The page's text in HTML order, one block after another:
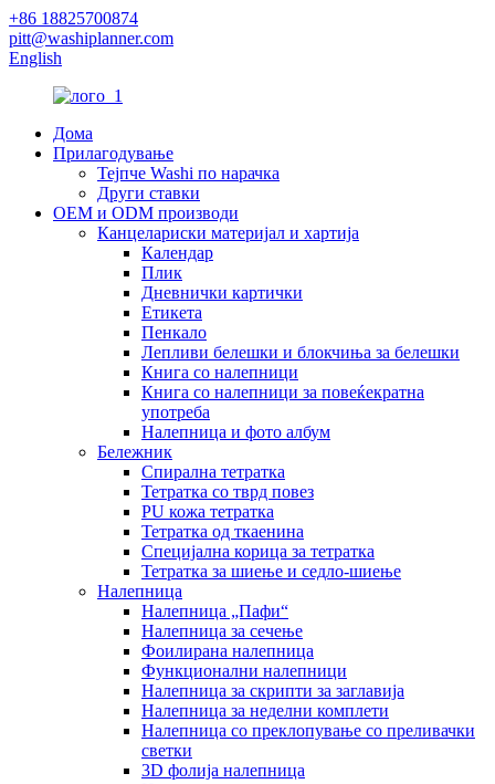
+86 18825700874
pitt@washiplanner.com
English
Дома
Прилагодување
Тејпче Washi по нарачка
Други ставки
OEM и ODM производи
Канцелариски материјал и хартија
Календар
Плик
Дневнички картички
Етикета
Пенкало
Лепливи белешки и блокчиња за белешки
Книга со налепници
Книга со налепници за повеќекратна
употреба
Налепница и фото албум
Бележник
Спирална тетратка
Тетратка со тврд повез
PU кожа тетратка
Тетратка од ткаенина
Специјална корица за тетратка
Тетратка за шиење и седло-шиење
Налепница
Налепница „Пафи“
Налепница за сечење
Фоилирана налепница
Функционални налепници
Налепница за скрипти за заглавија
Налепница за неделни комплети
Налепница со преклопување со преливачки
светки
3D фолија налепница